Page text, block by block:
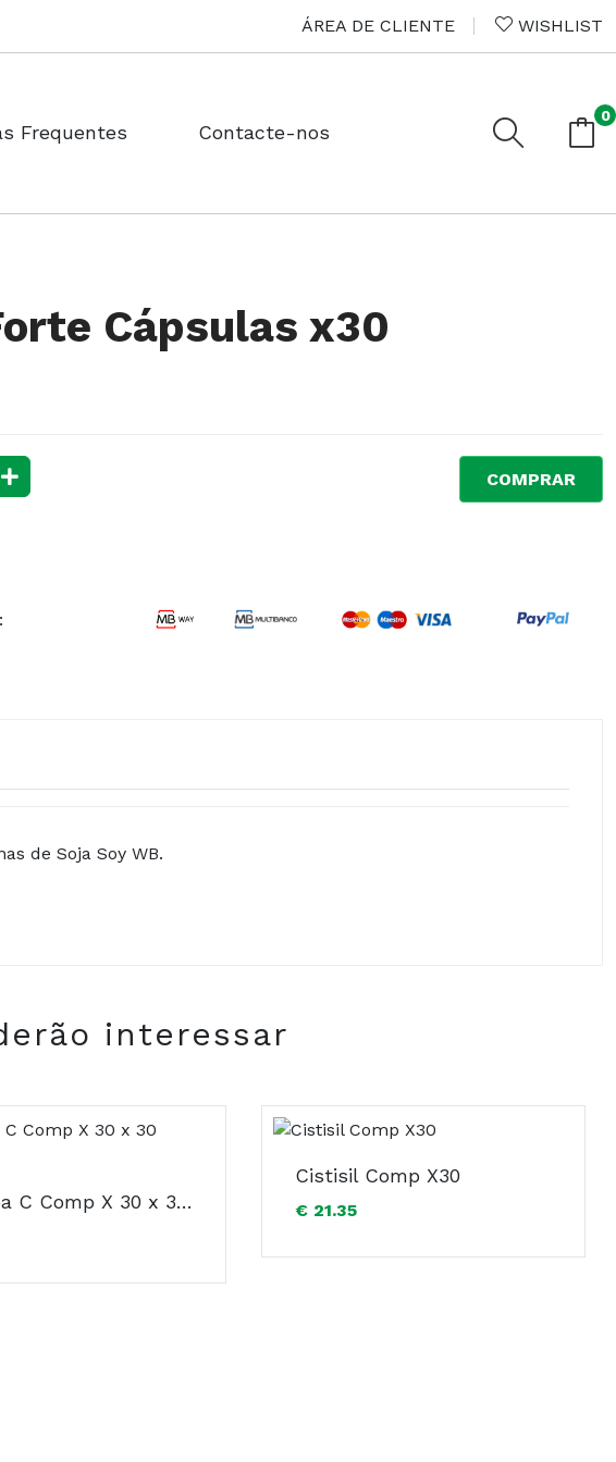
ÁREA DE CLIENTE WISHLIST
Frequentes Contacte-nos
0
Cápsulas x30
COMPRAR
de Soja Soy WB.
interessar
Serenoa C Comp X 30 x 30 comps
Cistisil Comp X30
€ 21.35